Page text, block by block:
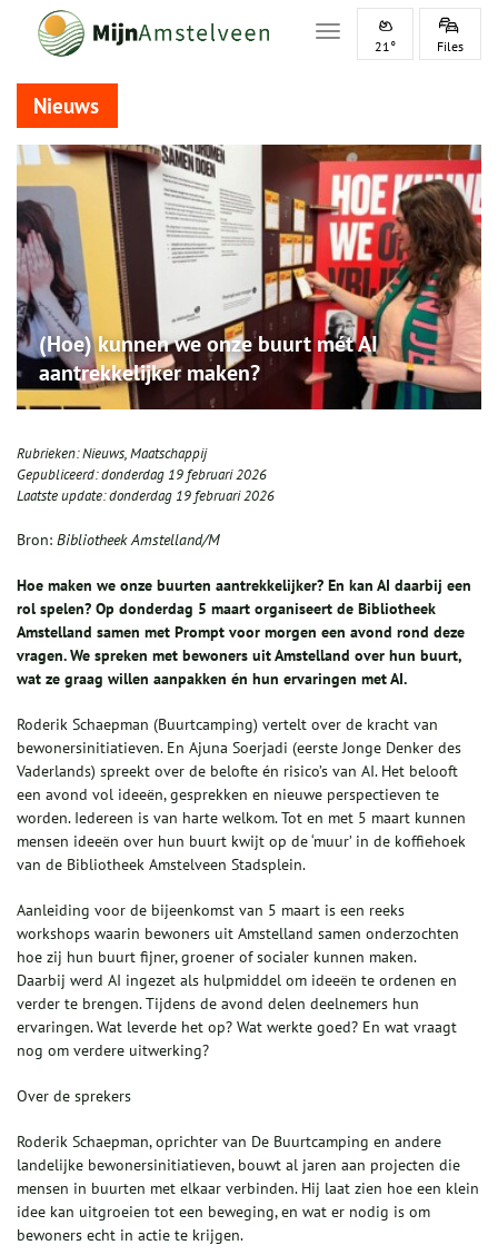
Toggle navigation
21° Files
Nieuws
(Hoe) kunnen we onze buurt mét AI
aantrekkelijker maken?
Rubrieken:Nieuws,Maatschappij
Gepubliceerd:donderdag 19 februari 2026
Laatste update:donderdag 19 februari 2026
Bron: Bibliotheek Amstelland/M
Hoe maken we onze buurten aantrekkelijker? En kan AI daarbij een
rol spelen? Op donderdag 5 maart organiseert de Bibliotheek
Amstelland samen met Prompt voor morgen een avond rond deze
vragen. We spreken met bewoners uit Amstelland over hun buurt,
wat ze graag willen aanpakken én hun ervaringen met AI.
Roderik Schaepman (Buurtcamping) vertelt over de kracht van
bewonersinitiatieven. En Ajuna Soerjadi (eerste Jonge Denker des
Vaderlands) spreekt over de belofte én risico’s van AI. Het belooft
een avond vol ideeën, gesprekken en nieuwe perspectieven te
worden. Iedereen is van harte welkom. Tot en met 5 maart kunnen
mensen ideeën over hun buurt kwijt op de ‘muur’ in de koffiehoek
van de Bibliotheek Amstelveen Stadsplein.
Aanleiding voor de bijeenkomst van 5 maart is een reeks
workshops waarin bewoners uit Amstelland samen onderzochten
hoe zij hun buurt fijner, groener of socialer kunnen maken.
Daarbij werd AI ingezet als hulpmiddel om ideeën te ordenen en
verder te brengen. Tijdens de avond delen deelnemers hun
ervaringen. Wat leverde het op? Wat werkte goed? En wat vraagt
nog om verdere uitwerking?
Over de sprekers
Roderik Schaepman, oprichter van De Buurtcamping en andere
landelijke bewonersinitiatieven, bouwt al jaren aan projecten die
mensen in buurten met elkaar verbinden. Hij laat zien hoe een klein
idee kan uitgroeien tot een beweging, en wat er nodig is om
bewoners echt in actie te krijgen.